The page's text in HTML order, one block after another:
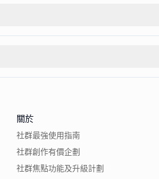
關於
社群最強使用指南
社群創作有價企劃
社群焦點功能及升級計劃